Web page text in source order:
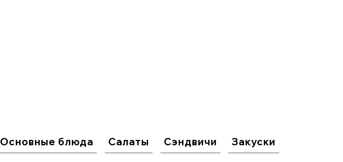
Закуски
Сэндвичи
Салаты
Основные блюда